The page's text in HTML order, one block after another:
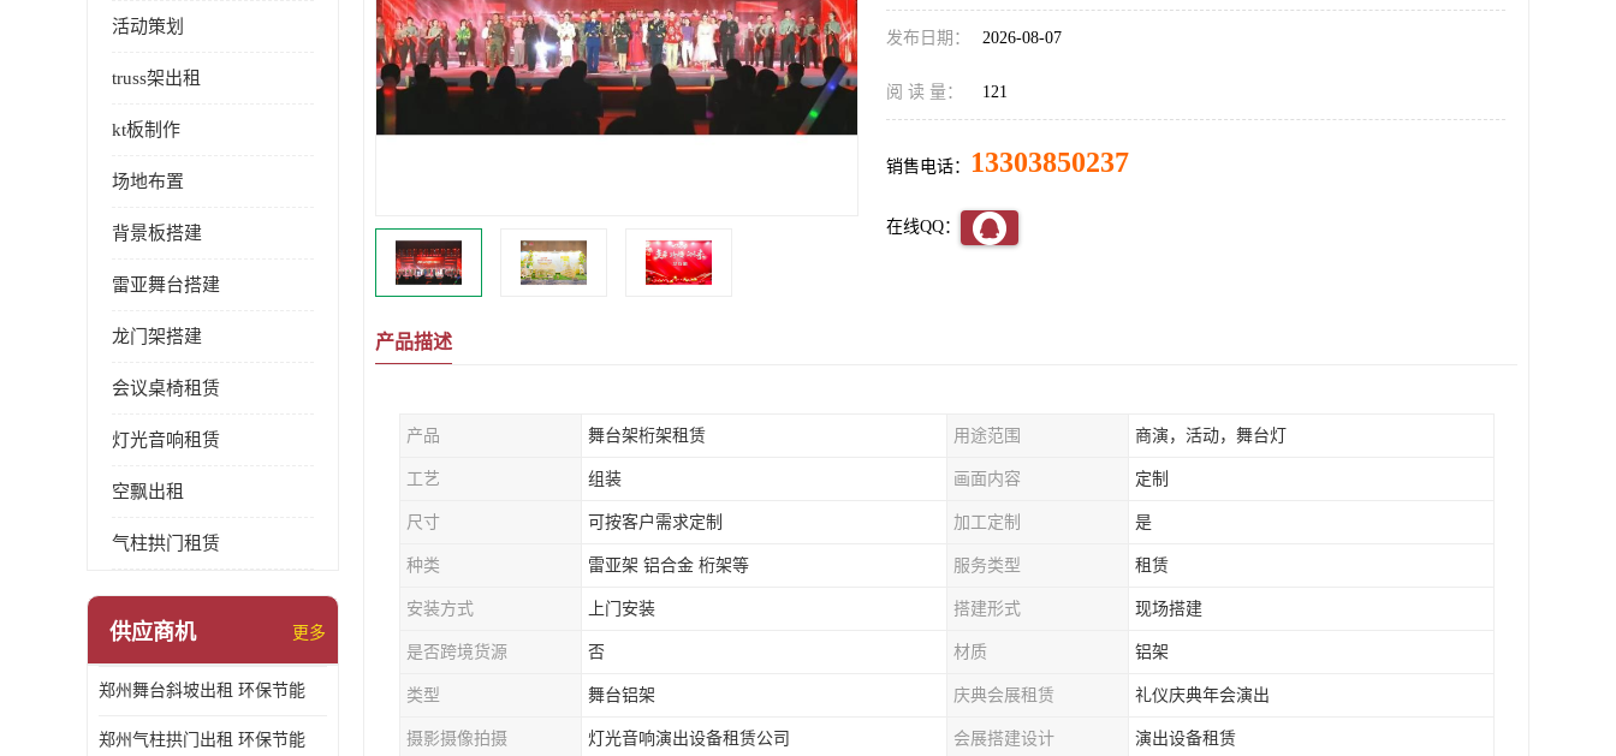
活动策划
truss架出租
kt板制作
场地布置
背景板搭建
雷亚舞台搭建
龙门架搭建
会议桌椅租赁
灯光音响租赁
空飘出租
气柱拱门租赁
供应商机 更多
郑州舞台斜坡出租 环保节能
郑州气柱拱门出租 环保节能
发布日期： 2026-08-07
阅 读 量： 121
销售电话： 13303850237
在线QQ：
产品描述
产品 舞台架桁架租赁 用途范围 商演，活动，舞台灯
工艺 组装 画面内容 定制
尺寸 可按客户需求定制 加工定制 是
种类 雷亚架 铝合金 桁架等 服务类型 租赁
安装方式 上门安装 搭建形式 现场搭建
是否跨境货源 否 材质 铝架
类型 舞台铝架 庆典会展租赁 礼仪庆典年会演出
摄影摄像拍摄 灯光音响演出设备租赁公司 会展搭建设计 演出设备租赁